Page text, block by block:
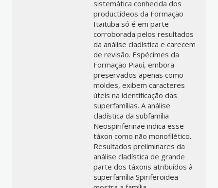
sistemática conhecida dos
productídeos da Formação
Itaituba só é em parte
corroborada pelos resultados
da análise cladística e carecem
de revisão. Espécimes da
Formação Piauí, embora
preservados apenas como
moldes, exibem caracteres
úteis na identificação das
superfamílias. A análise
cladística da subfamília
Neospiriferinae indica esse
táxon como não monofilético.
Resultados preliminares da
análise cladística de grande
parte dos táxons atribuídos à
superfamília Spiriferoidea